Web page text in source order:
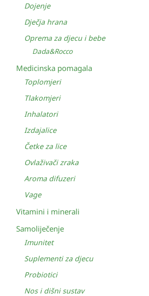
Dojenje
Dječja hrana
Oprema za djecu i bebe
Dada&Rocco
Medicinska pomagala
Toplomjeri
Tlakomjeri
Inhalatori
Izdajalice
Četke za lice
Ovlaživači zraka
Aroma difuzeri
Vage
Vitamini i minerali
Samoliječenje
Imunitet
Suplementi za djecu
Probiotici
Nos i dišni sustav